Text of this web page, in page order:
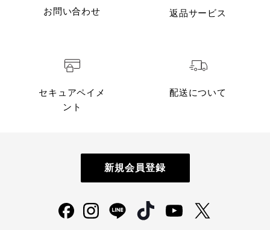
お問い合わせ 返品サービス
セキュアペイメ
ント
配送について
新規会員登録